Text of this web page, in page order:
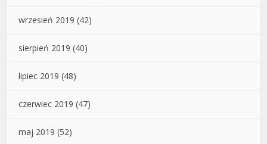
wrzesień 2019 (42)
sierpień 2019 (40)
lipiec 2019 (48)
czerwiec 2019 (47)
maj 2019 (52)